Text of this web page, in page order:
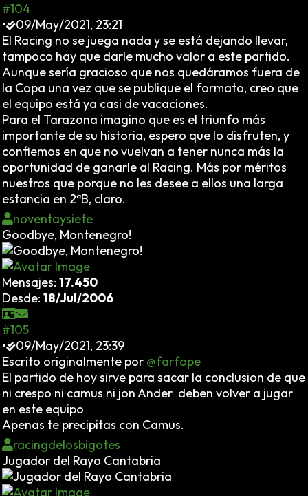
#104
•
09/May/2021, 23:21
El Racing no se juega nada y se está dejando llevar,
tampoco hay que darle mucho valor a este partido.
Aunque sería gracioso que nos quedáramos fuera de
la Copa una vez que se publique el formato, creo que
el equipo está ya casi de vacaciones.
Para el Tarazona imagino que es el triunfo más
importante de su historia, espero que lo disfruten, y
confiemos en que no vuelvan a tener nunca más la
oportunidad de ganarle al Racing. Más por méritos
nuestros que porque no les desee a ellos una larga
estancia en 2ªB, claro.
noventaysiete
Goodbye, Montenegro!
Mensajes: 17.450
Desde: 18/Jul/2006
#105
•
09/May/2021, 23:39
Escrito originalmente por @farfope
El partido de hoy sirve para sacar la conclusion de que
ni crespo ni camus ni jon Ander deben volver a jugar
en este equipo
Apenas te precipitas con Camus.
racingdelosbigotes
Jugador del Rayo Cantabria